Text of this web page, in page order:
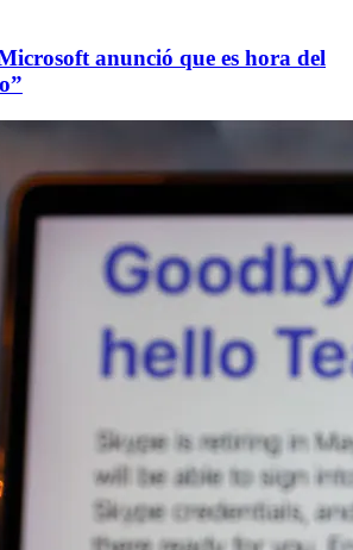
anunció que es hora del